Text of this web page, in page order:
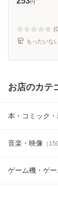
[文庫]【メー
料無料
円
もったいな
お店のカテ
本・コミック
音楽・映像 （
ゲーム機・ゲー